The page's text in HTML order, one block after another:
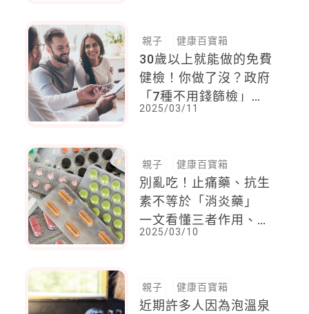
親子 健康百寶箱
30歲以上就能做的免費
健檢！你做了沒？政府
「7種不用錢篩檢」看
這篇就夠
2025/03/11
親子 健康百寶箱
別亂吃！止痛藥、抗生
素不等於「消炎藥」
一文看懂三者作用、差
異
2025/03/10
親子 健康百寶箱
近期許多人因為泡溫泉